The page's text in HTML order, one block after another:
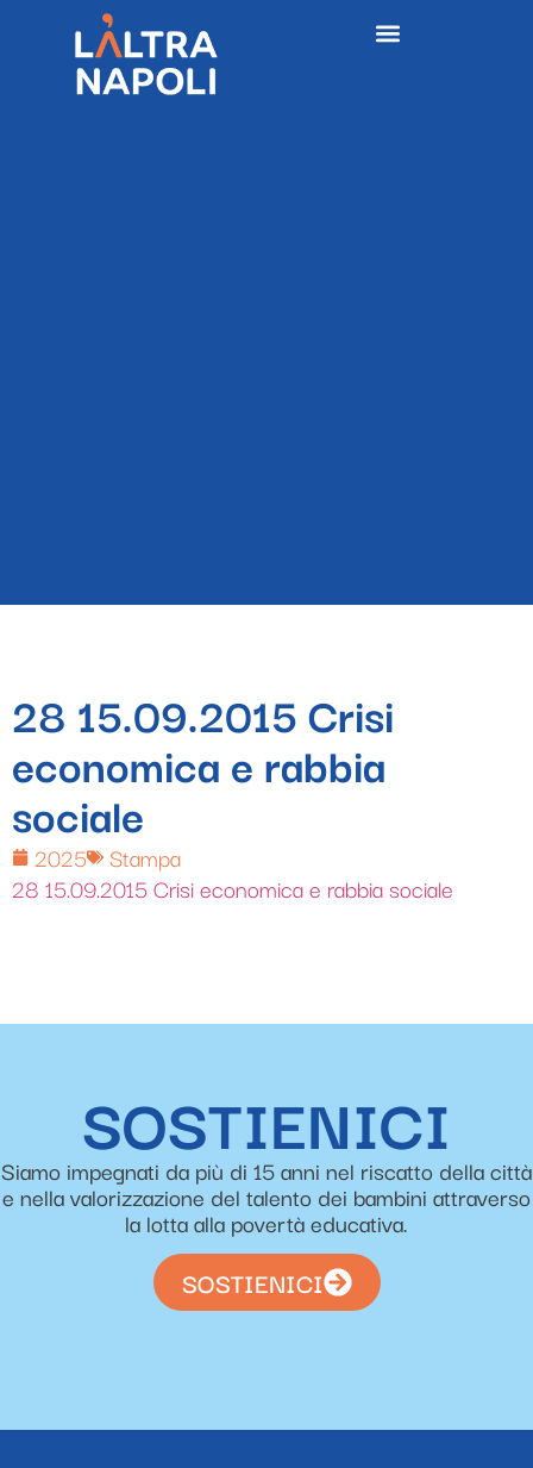
28 15.09.2015 Crisi
economica e rabbia
sociale
2025
Stampa
28 15.09.2015 Crisi economica e rabbia sociale
SOSTIENICI
Siamo impegnati da più di 15 anni nel riscatto della città
e nella valorizzazione del talento dei bambini attraverso
la lotta alla povertà educativa.
SOSTIENICI